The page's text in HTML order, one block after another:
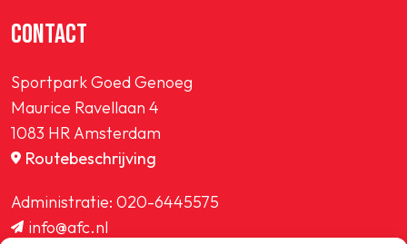
CONTACT
Sportpark Goed Genoeg
Maurice Ravellaan 4
1083 HR Amsterdam
Routebeschrijving
Administratie: 020-6445575
info@afc.nl